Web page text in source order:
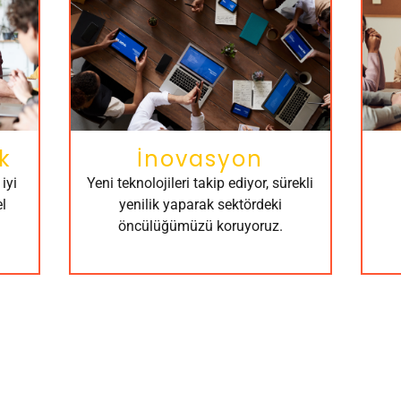
iyi
İnovasyon
Yeni teknolojileri takip ediyor, sürekli
yenilik yaparak sektördeki
öncülüğümüzü koruyoruz.